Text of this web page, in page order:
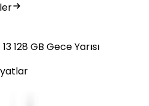
128 GB Gece Yarısı